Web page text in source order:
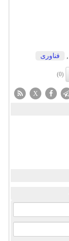
فناوری
(0)
X